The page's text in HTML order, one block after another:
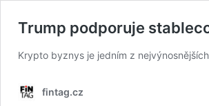
Trump podporuje
Krypto byznys je jedním z
fintag.cz